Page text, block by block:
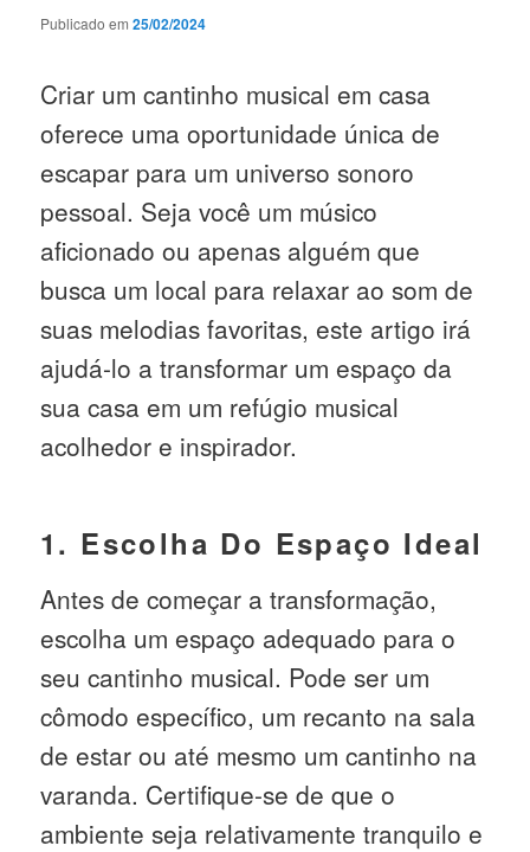
Publicado em25/02/2024
Criar um cantinho musical em casa
oferece uma oportunidade única de
escapar para um universo sonoro
pessoal. Seja você um músico
aficionado ou apenas alguém que
busca um local para relaxar ao som de
suas melodias favoritas, este artigo irá
ajudá-lo a transformar um espaço da
sua casa em um refúgio musical
acolhedor e inspirador.
1. Escolha Do Espaço Ideal
Antes de começar a transformação,
escolha um espaço adequado para o
seu cantinho musical. Pode ser um
cômodo específico, um recanto na sala
de estar ou até mesmo um cantinho na
varanda. Certifique-se de que o
ambiente seja relativamente tranquilo e